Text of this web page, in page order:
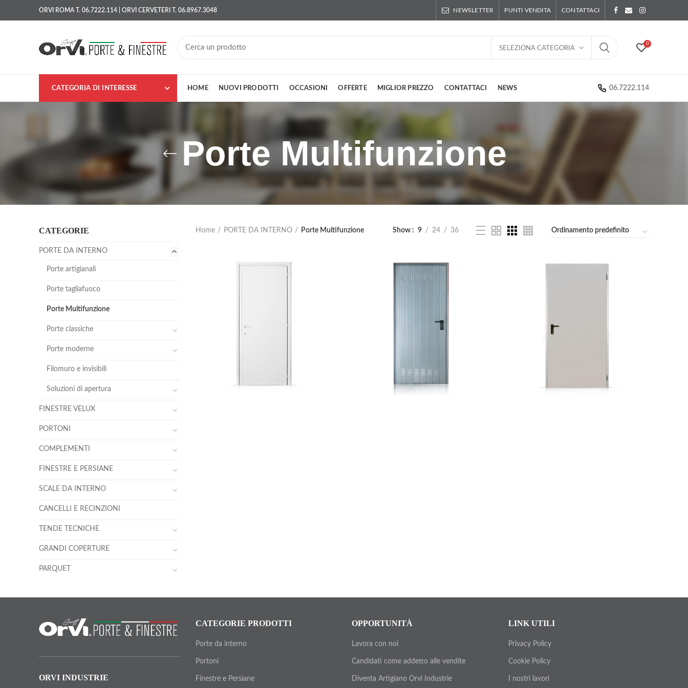
ORVI ROMA T. 06.7222.114 | ORVI CERVETERI T. 06.8967.3048 NEWSLETTER PUNTI VENDITA CONTATTACI
SELEZIONA CATEGORIA
0
CATEGORIA DI INTERESSE HOME NUOVI PRODOTTI OCCASIONI OFFERTE MIGLIOR PREZZO CONTATTACI NEWS 06.7222.114
Porte Multifunzione
Home PORTE DA INTERNO Porte Multifunzione Show 9 24 36
CATEGORIE
PORTE DA INTERNO
Porte artigianali
Porte tagliafuoco
Porte Multifunzione
Porte classiche
Porte moderne
Filomuro e invisibili
Soluzioni di apertura
FINESTRE VELUX
PORTONI
COMPLEMENTI
FINESTRE E PERSIANE
SCALE DA INTERNO
CANCELLI E RECINZIONI
TENDE TECNICHE
GRANDI COPERTURE
PARQUET
ORVI INDUSTRIE
CATEGORIE PRODOTTI
Porte da interno
Portoni
Finestre e Persiane
OPPORTUNITÀ
Lavora con noi
Candidati come addetto alle vendite
Diventa Artigiano Orvi Industrie
LINK UTILI
Privacy Policy
Cookie Policy
I nostri lavori